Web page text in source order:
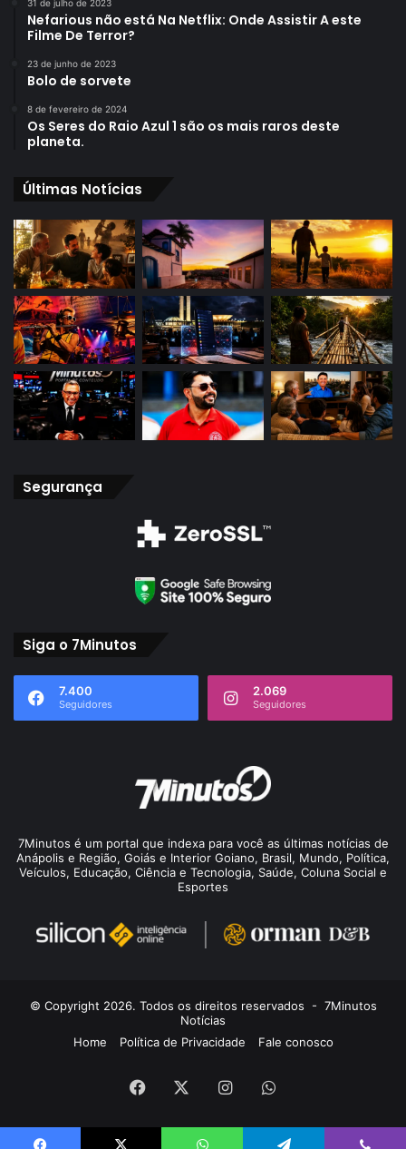
31 de julho de 2023
Nefarious não está Na Netflix: Onde Assistir A este
Filme De Terror?
23 de junho de 2023
Bolo de sorvete
8 de fevereiro de 2024
Os Seres do Raio Azul 1 são os mais raros deste
planeta.
Últimas Notícias
Segurança
Siga o 7Minutos
7.400
Seguidores
2.069
Seguidores
7Minutos é um portal que indexa para você as últimas notícias de
Anápolis e Região, Goiás e Interior Goiano, Brasil, Mundo, Política,
Veículos, Educação, Ciência e Tecnologia, Saúde, Coluna Social e
Esportes
© Copyright 2026. Todos os direitos reservados - 7Minutos
Notícias
Home
Política de Privacidade Fale conosco
Facebook InstagramWhatsApp